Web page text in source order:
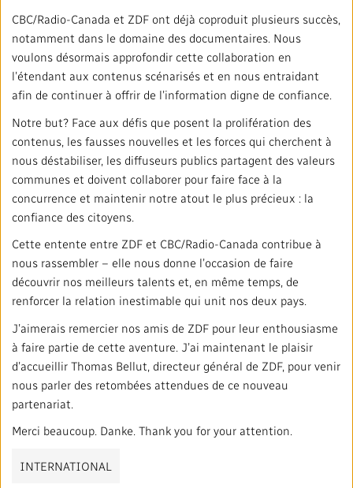
Répertoire des médias locaux
#CestAssez
CBC/Radio-Canada et ZDF ont déjà coproduit plusieurs succès,
notamment dans le domaine des documentaires. Nous
voulons désormais approfondir cette collaboration en
l’étendant aux contenus scénarisés et en nous entraidant
afin de continuer à offrir de l’information digne de confiance.
Notre but? Face aux défis que posent la prolifération des
contenus, les fausses nouvelles et les forces qui cherchent à
nous déstabiliser, les diffuseurs publics partagent des valeurs
communes et doivent collaborer pour faire face à la
concurrence et maintenir notre atout le plus précieux : la
confiance des citoyens.
Cette entente entre ZDF et CBC/Radio-Canada contribue à
nous rassembler – elle nous donne l’occasion de faire
découvrir nos meilleurs talents et, en même temps, de
renforcer la relation inestimable qui unit nos deux pays.
J’aimerais remercier nos amis de ZDF pour leur enthousiasme
à faire partie de cette aventure. J’ai maintenant le plaisir
d’accueillir Thomas Bellut, directeur général de ZDF, pour venir
nous parler des retombées attendues de ce nouveau
partenariat.
Merci beaucoup. Danke. Thank you for your attention.
INTERNATIONAL